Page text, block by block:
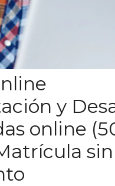
y
online
sin